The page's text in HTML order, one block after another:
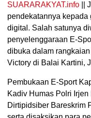
SUARARAKYAT.info ||
pendekatannya
digital. Salah satunya
penyelenggaraan E-
dibuka dalam
Victory di Balai Kartini,
Pembukaan E-Sport
Kadiv Humas Polri
Dirtipidsiber Bareskrim